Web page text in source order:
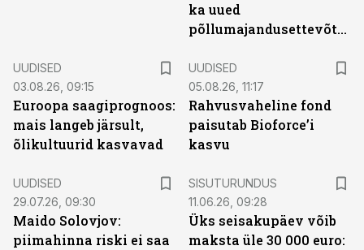
ka uued
põllumajandusettevõtted
UUDISED
03.08.26, 09:15
Euroopa saagiprognoos:
mais langeb järsult,
õlikultuurid kasvavad
UUDISED
05.08.26, 11:17
Rahvusvaheline fond
paisutab Bioforce’i
kasvu
UUDISED
29.07.26, 09:30
Maido Solovjov:
piimahinna riski ei saa
SISUTURUNDUS
11.06.26, 09:28
Üks seisakupäev võib
maksta üle 30 000 euro: